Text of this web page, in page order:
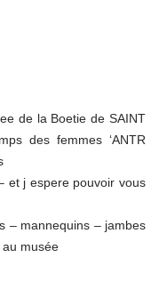
de la Boetie de SAINT
des femmes ‘ANTR
et j espere pouvoir vous
– mannequins – jambes
musée